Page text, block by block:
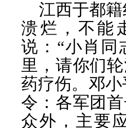
江西于都
溃烂，不能
说：“小肖同
里，请你们
药疗伤。邓
令：各军团
众外，主要